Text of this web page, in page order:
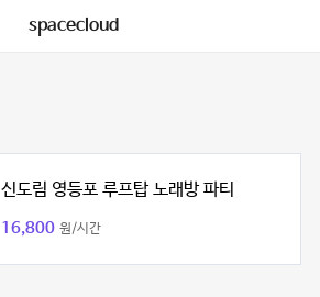
spacecloud
신도림 영등포 루프탑 노래방 파티
16,800 원/시간